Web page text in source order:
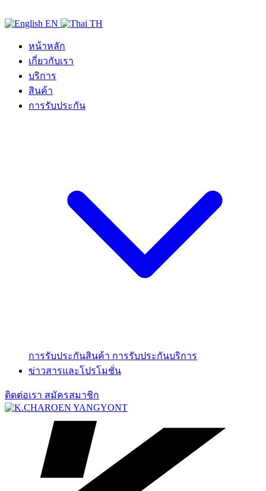
EN TH
หน้าหลัก
เกี่ยวกับเรา
บริการ
สินค้า
การรับประกัน
การรับประกันสินค้า การรับประกันบริการ
ข่าวสารและโปรโมชั่น
ติดต่อเรา สมัครสมาชิก